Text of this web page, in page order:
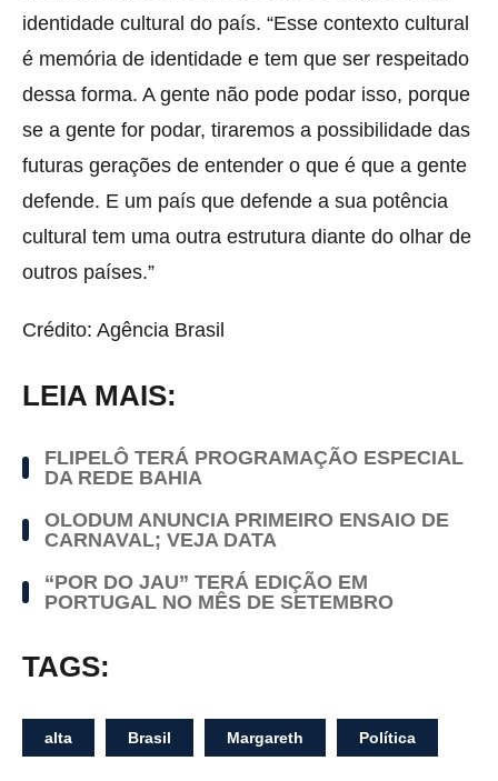
identidade cultural do país. “Esse contexto cultural
é memória de identidade e tem que ser respeitado
dessa forma. A gente não pode podar isso, porque
se a gente for podar, tiraremos a possibilidade das
futuras gerações de entender o que é que a gente
defende. E um país que defende a sua potência
cultural tem uma outra estrutura diante do olhar de
outros países.”
Crédito: Agência Brasil
LEIA MAIS:
FLIPELÔ TERÁ PROGRAMAÇÃO ESPECIAL
DA REDE BAHIA
OLODUM ANUNCIA PRIMEIRO ENSAIO DE
CARNAVAL; VEJA DATA
“POR DO JAU” TERÁ EDIÇÃO EM
PORTUGAL NO MÊS DE SETEMBRO
TAGS:
alta Brasil Margareth Política